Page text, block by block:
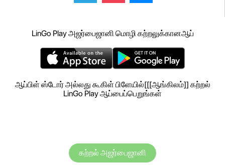
LinGo Play அஜர்பைஜானி மொழி கற்றலுக்கானஆப்
ஆப்பிள் ஸ்டோர் அல்லது கூகிள் பிளேயில்[[[ஆங்கிலம்]] கற்றல்
LinGo Play ஆப்பைப்பெறுங்கள்
கற்றல் அஜர்பைஜானி